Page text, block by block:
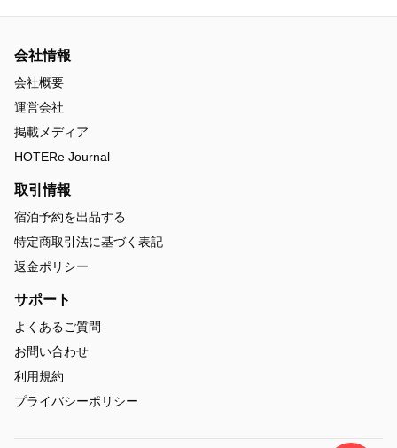
会社情報
会社概要
運営会社
掲載メディア
HOTERe Journal
取引情報
宿泊予約を出品する
特定商取引法に基づく表記
返金ポリシー
サポート
よくあるご質問
お問い合わせ
利用規約
プライバシーポリシー